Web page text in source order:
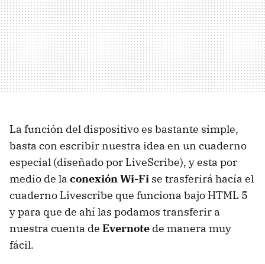
La función del dispositivo es bastante simple,
basta con escribir nuestra idea en un cuaderno
especial (diseñado por LiveScribe), y esta por
medio de la conexión Wi-Fi se trasferirá hacía el
cuaderno Livescribe que funciona bajo HTML 5
y para que de ahí las podamos transferir a
nuestra cuenta de Evernote de manera muy
fácil.